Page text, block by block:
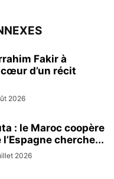
Fakir à
d’un récit
2026
: le Maroc coopère
cherche...
2026